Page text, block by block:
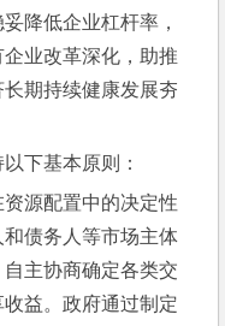
降低企业杠杆率，
业改革深化，助推
期持续健康发展夯
下基本原则：
源配置中的决定性
债务人等市场主体
主协商确定各类交
益。政府通过制定